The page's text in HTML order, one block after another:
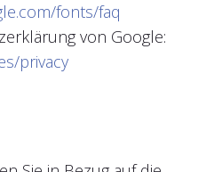
fonts/faq
von Google:
privacy